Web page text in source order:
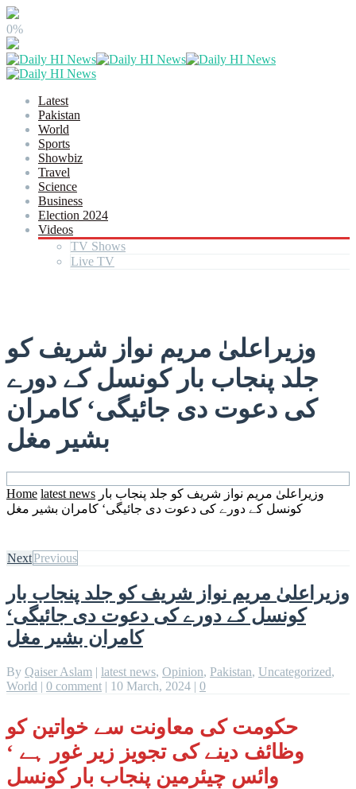
0%
Latest
Pakistan
World
Sports
Showbiz
Travel
Science
Business
Election 2024
Videos
TV Shows
Live TV
وزیراعلیٰ مریم نواز شریف کو
جلد پنجاب بار کونسل کے دورے
کی دعوت دی جائیگی‘ کامران
بشیر مغل
Home latest news وزیراعلیٰ مریم نواز شریف کو جلد پنجاب بار
کونسل کے دورے کی دعوت دی جائیگی‘ کامران بشیر مغل
NextPrevious
وزیراعلیٰ مریم نواز شریف کو جلد پنجاب بار
کونسل کے دورے کی دعوت دی جائیگی‘
کامران بشیر مغل
By Qaiser Aslam | latest news, Opinion, Pakistan, Uncategorized,
World | 0 comment | 10 March, 2024 | 0
حکومت کی معاونت سے خواتین کو
وظائف دینے کی تجویز زیر غور ہے ‘
وائس چیئرمین پنجاب بار کونسل